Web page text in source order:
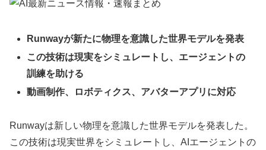
Runwayが新たに物理を意識した世界モデルを発表
この技術は現実をシミュレートし、エージェントの
訓練を助ける
動画制作、ロボティクス、アバターアプリに対応
Runwayは新しい物理を意識した世界モデルを発表した。
この技術は現実世界をシミュレートし、AIエージェントの